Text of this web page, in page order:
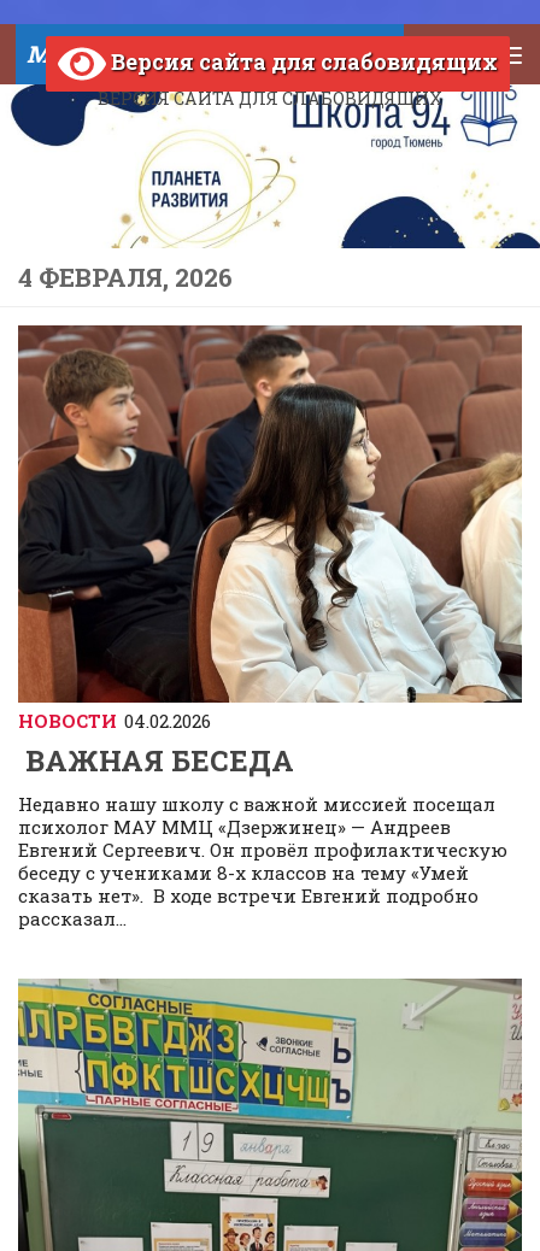
Skip to content
МАОУ СОШ №94 города Тюмени
ВЕРСИЯ САЙТА ДЛЯ СЛАБОВИДЯЩИХ
Версия сайта для слабовидящих
4 ФЕВРАЛЯ, 2026
НОВОСТИ 04.02.2026
ВАЖНАЯ БЕСЕДА
Недавно нашу школу с важной миссией посещал
психолог МАУ ММЦ «Дзержинец» — Андреев
Евгений Сергеевич. Он провёл профилактическую
беседу с учениками 8-х классов на тему «Умей
сказать нет». В ходе встречи Евгений подробно
рассказал...